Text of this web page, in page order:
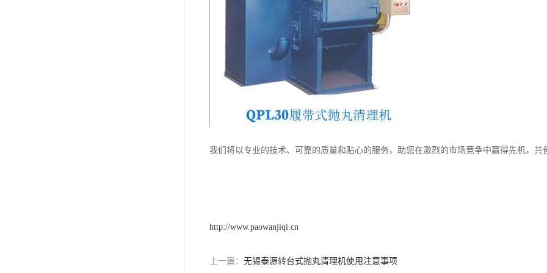
我们将以专业的技术、可靠的质量和贴心的服务，助您在激烈的市场竞争中赢得先机，共
http://www.paowanjiqi.cn
上一篇： 无锡泰源转台式抛丸清理机使用注意事项